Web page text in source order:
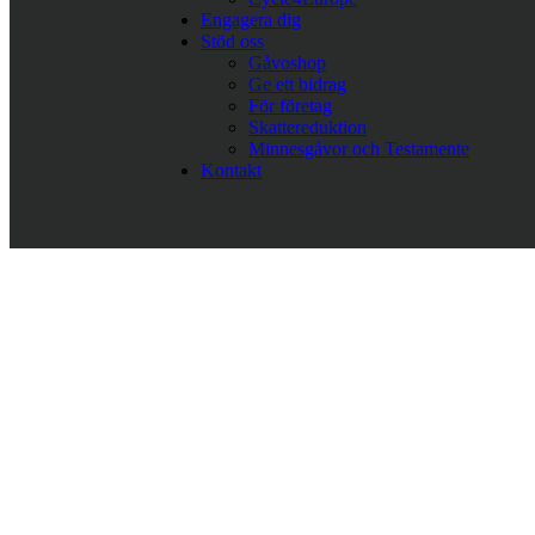
Engagera dig
Stöd oss
Gåvoshop
Ge ett bidrag
För företag
Skattereduktion
Minnesgåvor och Testamente
Kontakt